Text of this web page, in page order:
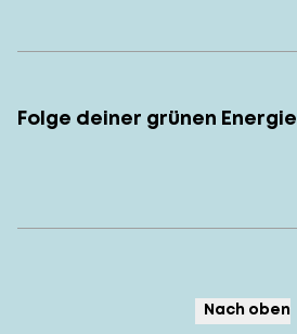
Folge deiner grünen Energie
Nach oben